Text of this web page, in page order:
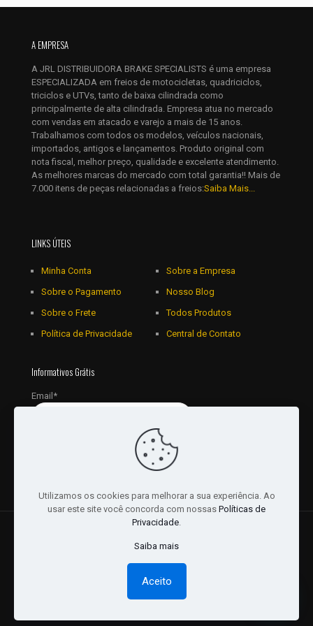
mail*
Salvar meus dados neste navegador para a próxima vez que
eu comentar.
A EMPRESA
A JRL DISTRIBUIDORA BRAKE SPECIALISTS é uma empresa
ESPECIALIZADA em freios de motocicletas, quadriciclos,
triciclos e UTVs, tanto de baixa cilindrada como
principalmente de alta cilindrada. Empresa atua no mercado
com vendas em atacado e varejo a mais de 15 anos.
Trabalhamos com todos os modelos, veículos nacionais,
importados, antigos e lançamentos. Produto original com
nota fiscal, melhor preço, qualidade e excelente atendimento.
As melhores marcas do mercado com total garantia!! Mais de
7.000 itens de peças relacionadas a freios:Saiba Mais...
LINKS ÚTEIS
Minha Conta
Sobre o Pagamento
Sobre o Frete
Política de Privacidade
Sobre a Empresa
Nosso Blog
Todos Produtos
Central de Contato
Informativos Grátis
Email*
Distribuidora Ltda - CNPJ: 16757010/0001-06. | Desenvolvido
por:Websites Br
Utilizamos os cookies para melhorar a sua experiência. Ao
usar este site você concorda com nossas Políticas de
Privacidade.
Saiba mais
Aceito